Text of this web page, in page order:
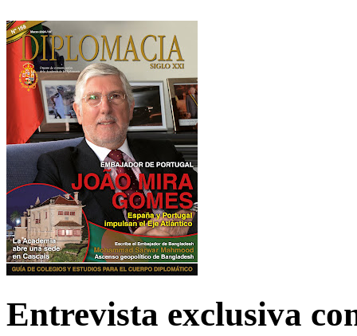
Entrevista exclusiva